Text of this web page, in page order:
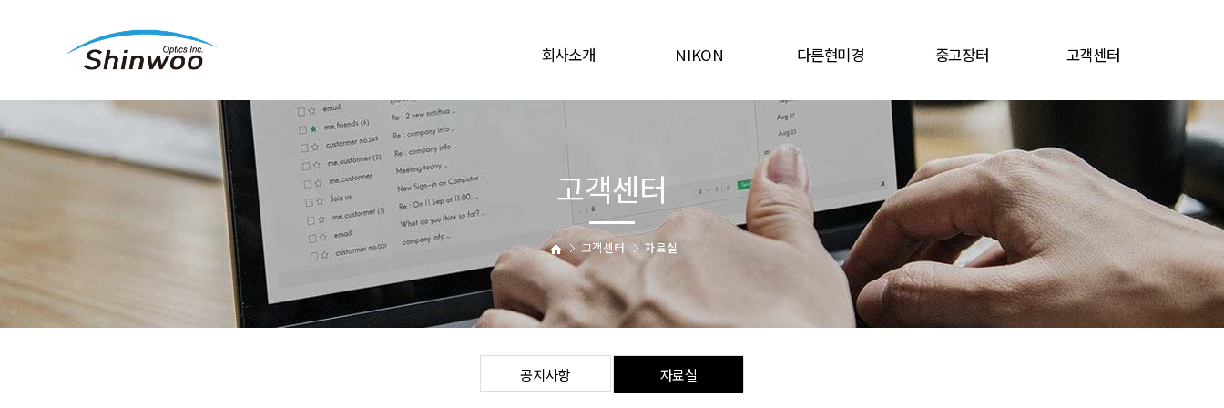
회사소개
인사말
오시는길
NIKON
산업용 현미경
다른현미경
산업용 현미경
중고장터
견적문의
중고장터
고객센터
공지사항
공지사항 자료실
고객센터 자료실
고객센터